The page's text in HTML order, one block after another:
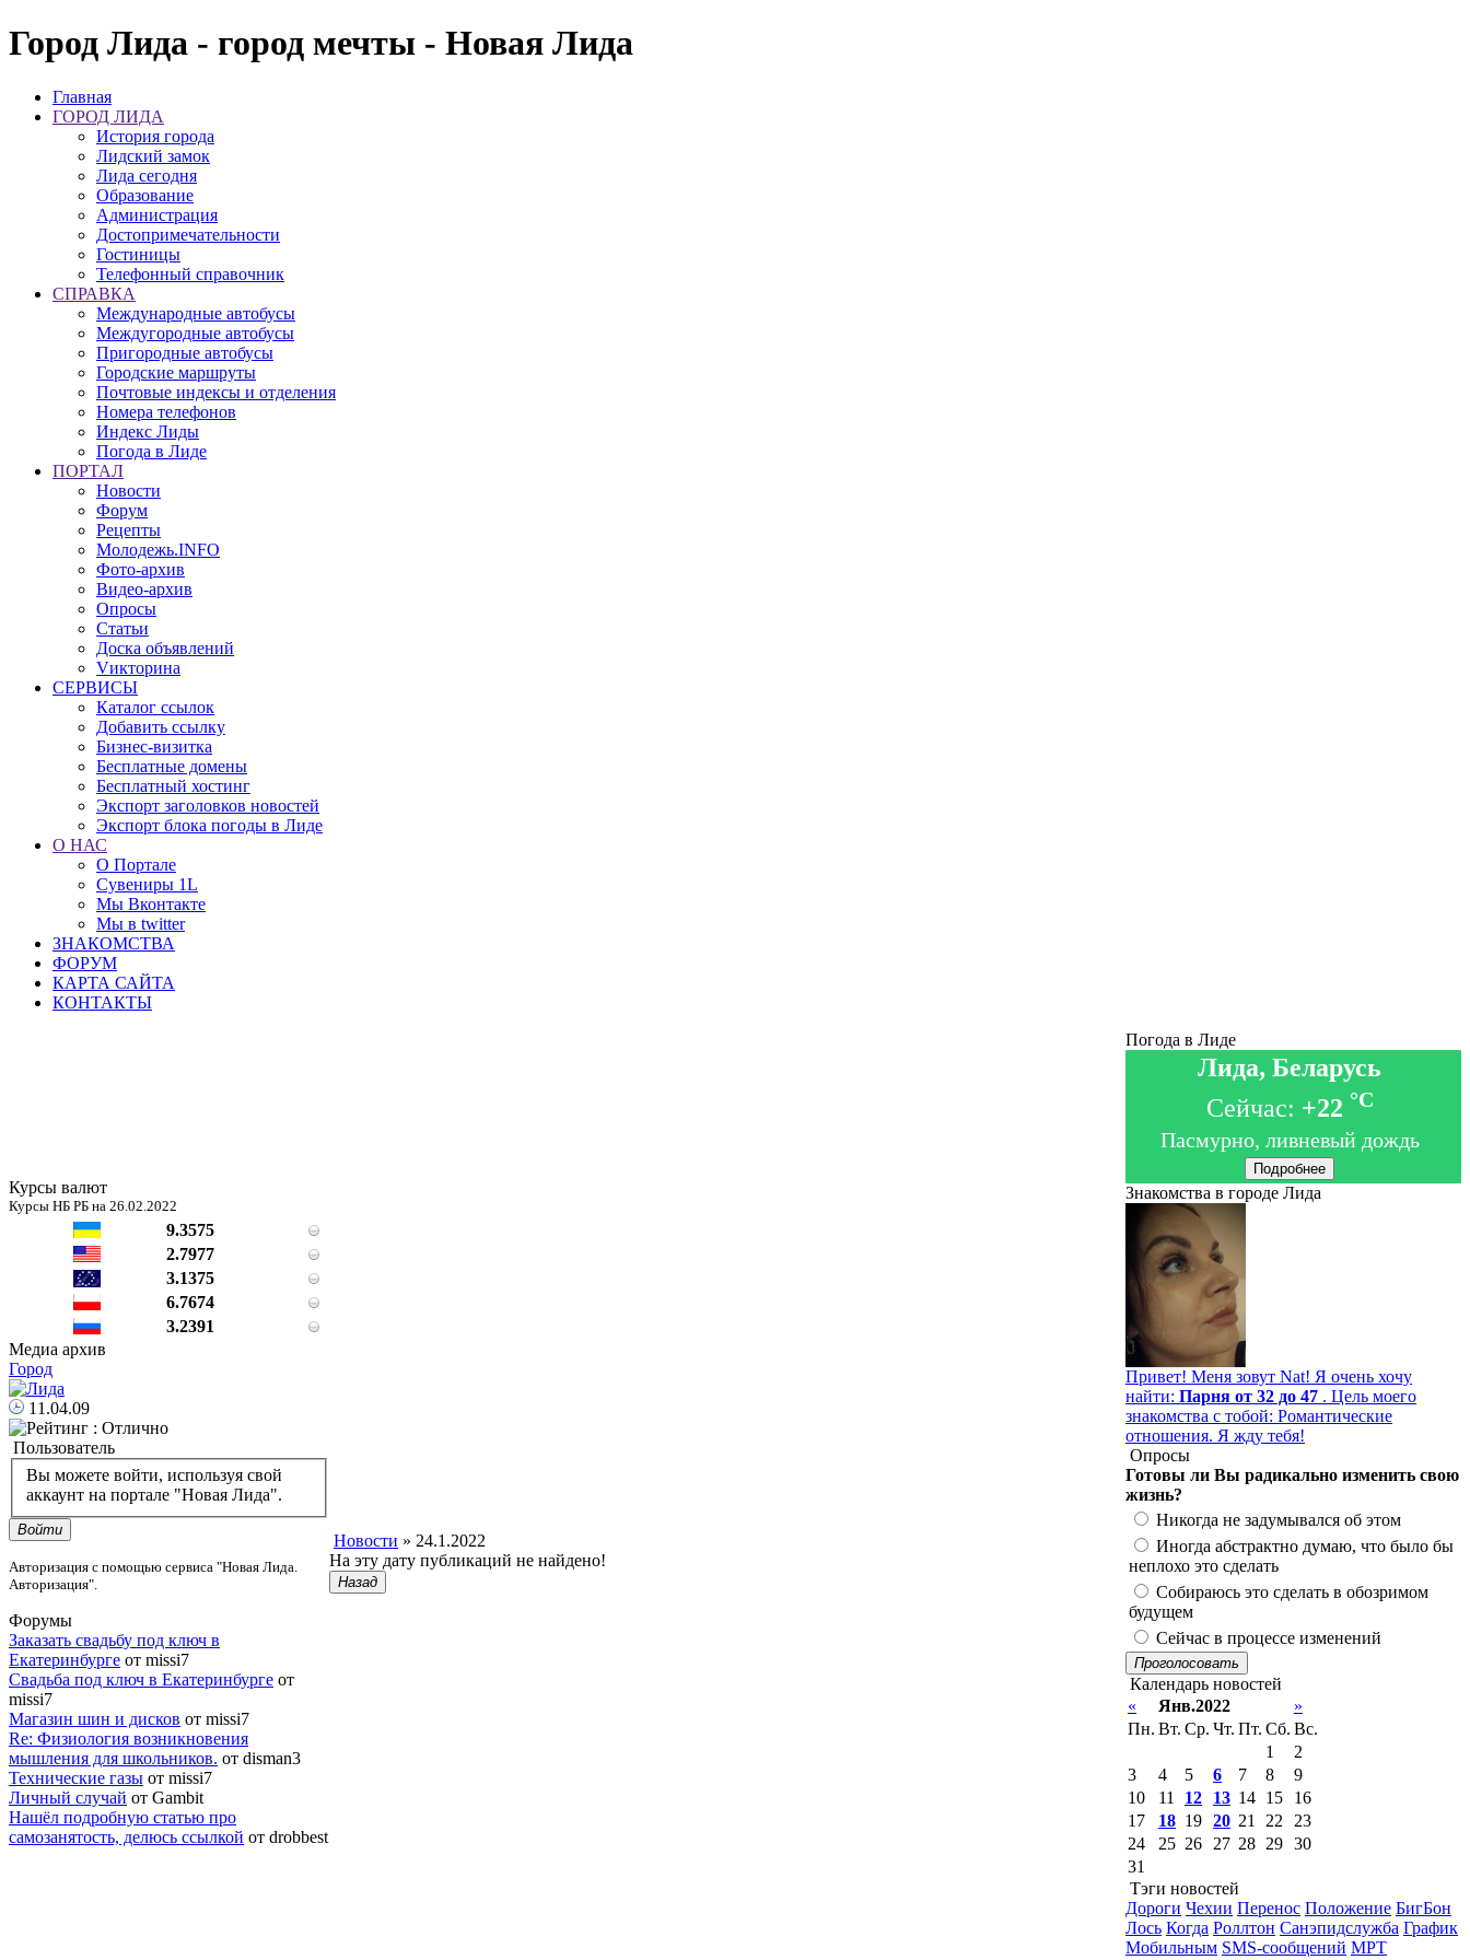
Город Лида - город мечты - Новая Лида
Главная
ГОРОД ЛИДА
История города
Лидский замок
Лида сегодня
Образование
Администрация
Достопримечательности
Гостиницы
Телефонный справочник
СПРАВКА
Международные автобусы
Междугородные автобусы
Пригородные автобусы
Городские маршруты
Почтовые индексы и отделения
Номера телефонов
Индекс Лиды
Погода в Лиде
ПОРТАЛ
Новости
Форум
Рецепты
Молодежь.INFO
Фото-архив
Видео-архив
Опросы
Статьи
Доска объявлений
Vикторина
СЕРВИСЫ
Каталог ссылок
Добавить ссылку
Бизнес-визитка
Бесплатные домены
Бесплатный хостинг
Экспорт заголовков новостей
Экспорт блока погоды в Лиде
О НАС
О Портале
Сувениры 1L
Мы Вконтакте
Мы в twitter
ЗНАКОМСТВА
ФОРУМ
КАРТА САЙТА
КОНТАКТЫ
Курсы валют
Курсы НБ РБ на 26.02.2022
9.3575
2.7977
3.1375
6.7674
3.2391
Медиа архив
Город
11.04.09
Пользователь
Вы можете войти, используя свой
аккаунт на портале "Новая Лида".
Войти
Авторизация с помощью сервиса "Новая Лида.
Авторизация".
Форумы
Заказать свадьбу под ключ в
Екатеринбурге от missi7
Cвадьба под ключ в Екатеринбурге от
missi7
Магазин шин и дисков от missi7
Re: Физиология возникновения
мышления для школьников. от disman3
Технические газы от missi7
Личный случай от Gambit
Нашёл подробную статью про
самозанятость, делюсь ссылкой от drobbest
Новости » 24.1.2022
На эту дату публикаций не найдено!
Назад
Погода в Лиде
Лида, Беларусь
Сейчас: +22 °C
Пасмурно, ливневый дождь
Подробнее
Знакомства в городе Лида
Привет! Меня зовут Nat! Я очень хочу
найти: Парня от 32 до 47 . Цель моего
знакомства с тобой: Романтические
отношения. Я жду тебя!
Опросы
Готовы ли Вы радикально изменить свою
жизнь?
Никогда не задумывался об этом
Иногда абстрактно думаю, что было бы
неплохо это сделать
Собираюсь это сделать в обозримом
будущем
Сейчас в процессе изменений
Проголосовать
Календарь новостей
«
Янв.2022
»
Пн. Вт. Ср. Чт. Пт. Сб. Вс.
1
2
3
4 5 6 7 8
9
10
11 12 13 14 15
16
17
18 19 20 21 22
23
24
25 26 27 28 29 30
31
Тэги новостей
Дороги Чехии Перенос Положение БигБон
Лось Когда Роллтон Санэпидслужба График
Мобильным SMS-сообщений МРТ